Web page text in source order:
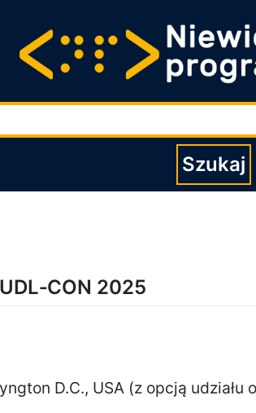
Szukaj
2025
D.C., USA (z opcją udziału